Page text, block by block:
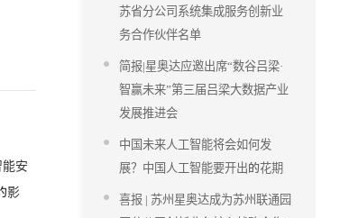
安
影
苏省分公司系统集成服务创新业
务合作伙伴名单
简报|星奥达应邀出席“数谷吕梁·
智赢未来”第三届吕梁大数据产业
发展推进会
中国未来人工智能将会如何发
展？中国人工智能要开出的花期
喜报 | 苏州星奥达成为苏州联通园